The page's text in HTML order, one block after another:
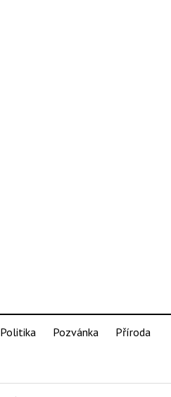
Politika Pozvánka Příroda